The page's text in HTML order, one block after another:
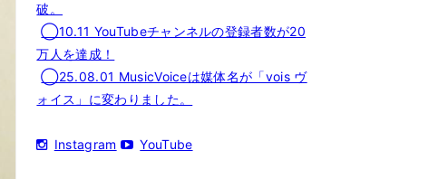
破。
◯10.11 YouTubeチャンネルの登録者数が20
万人を達成！
◯25.08.01 MusicVoiceは媒体名が「vois ヴ
ォイス」に変わりました。
Instagram YouTube